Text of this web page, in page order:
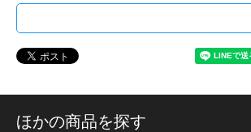
ほかの商品を探す